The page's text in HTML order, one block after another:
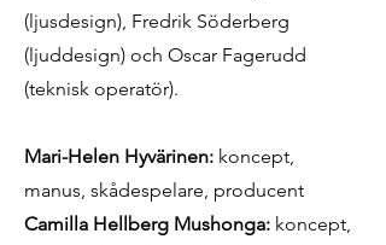
(ljusdesign), Fredrik Söderberg
(ljuddesign) och Oscar Fagerudd
(teknisk operatör).
Mari-Helen Hyvärinen: koncept,
manus, skådespelare, producent
Camilla Hellberg Mushonga: koncept,